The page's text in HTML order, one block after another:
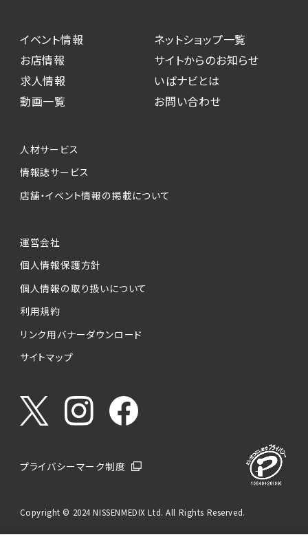
イベント情報
お店情報
求人情報
動画一覧
ネットショップ一覧
サイトからのお知らせ
いばナビとは
お問い合わせ
人材サービス
情報誌サービス
店舗・イベント情報の掲載について
運営会社
個人情報保護方針
個人情報の取り扱いについて
利用規約
リンク用バナーダウンロード
サイトマップ
プライバシーマーク制度
Copyright © 2024 NISSENMEDIX Ltd. All Rights Reserved.